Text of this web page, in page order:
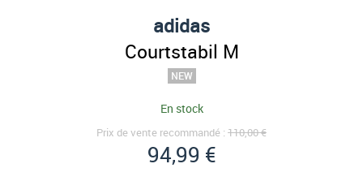
adidas
Courtstabil M
En stock
Prix de vente recommandé : 110,00 €
94,99 €